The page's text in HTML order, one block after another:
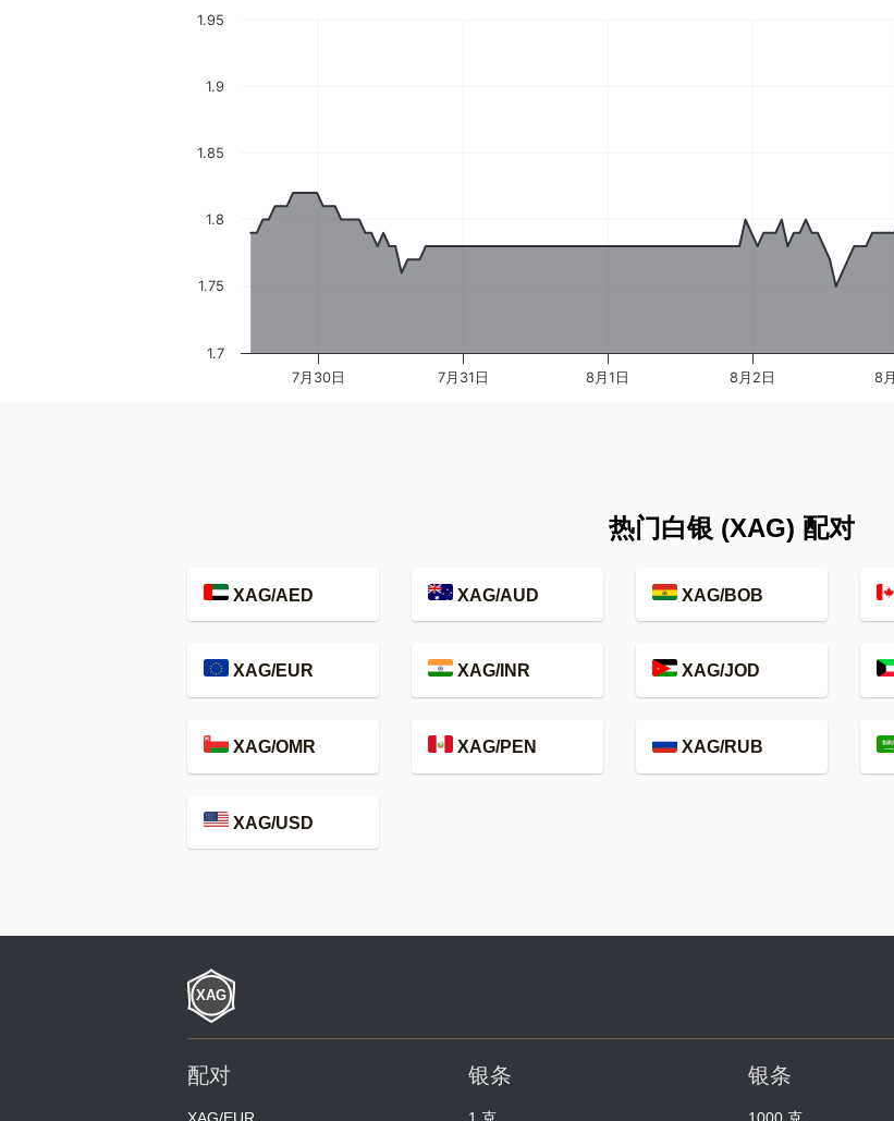
7月30日 7月31日 8月1日 8月2日 8
1.7
1.75
1.8
1.85
1.9
1.95
热门白银 (XAG) 配对
XAG/AED XAG/AUD XAG/BOB
XAG/EUR XAG/INR XAG/JOD
XAG/OMR XAG/PEN XAG/RUB
XAG/USD
配对 银条 银条